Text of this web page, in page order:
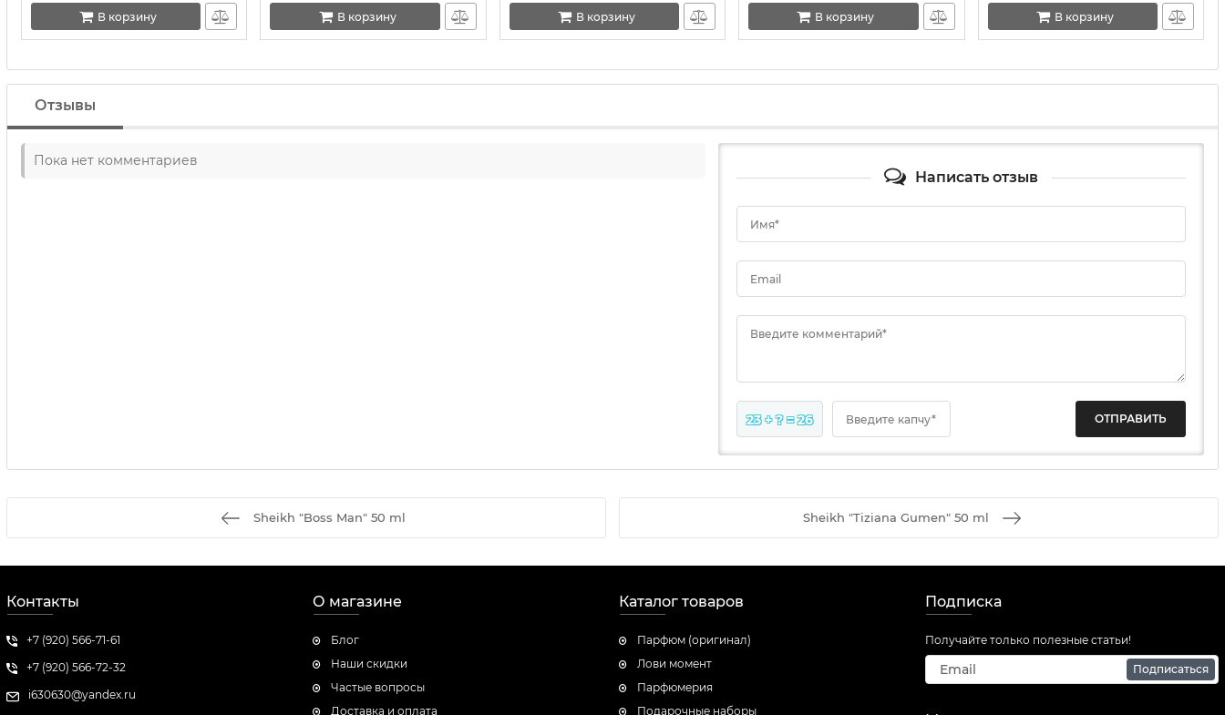
В корзину В корзину В корзину В корзину В корзину
Отзывы
Пока нет комментариев
Написать отзыв
Имя*
Email
Введите комментарий*
23 + ? = 26 Введите капчу*
Sheikh "Boss Man" 50 ml Sheikh "Tiziana Gumen" 50 ml
Контакты
+7 (920) 566-71-61
+7 (920) 566-72-32
i630630@yandex.ru
О магазине
Блог
Наши скидки
Частые вопросы
Доставка и оплата
Каталог товаров
Парфюм (оригинал)
Лови момент
Парфюмерия
Подарочные наборы
Подписка
Получайте только полезные статьи!
Подписаться